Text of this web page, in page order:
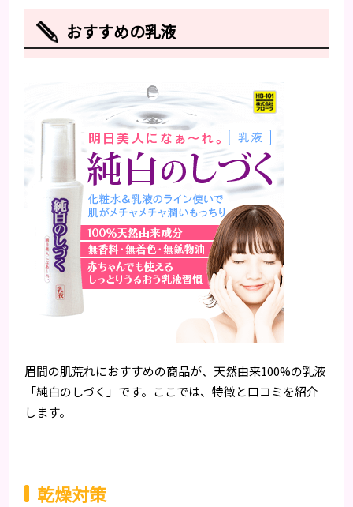
おすすめの乳液
眉間の肌荒れにおすすめの商品が、天然由来100%の乳液
「純白のしづく」です。ここでは、特徴と口コミを紹介
します。
乾燥対策